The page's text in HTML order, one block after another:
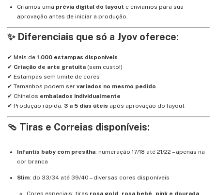
Criamos uma prévia digital do layout e enviamos para sua
aprovação antes de iniciar a produção.
✨ Diferenciais que só a Jyov oferece:
✔ Mais de 1.000 estampas disponíveis
✔ Criação de arte gratuita (sem custo!)
✔ Estampas sem limite de cores
✔ Tamanhos podem ser variados no mesmo pedido
✔ Chinelos embalados individualmente
✔ Produção rápida: 3 a 5 dias úteis após aprovação do layout
🩴 Tiras e Correias disponíveis:
Infantis baby com presilha: numeração 17/18 até 21/22 – apenas na
cor branca
Slim: do 33/34 até 39/40 – diversas cores disponíveis
Cores especiais: tiras rosa gold, rosa bebê, pink e dourada